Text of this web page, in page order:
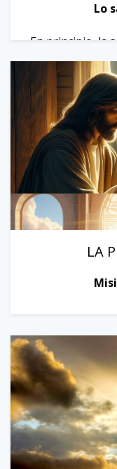
Lo
En principio, la
y
LA
Para hacer